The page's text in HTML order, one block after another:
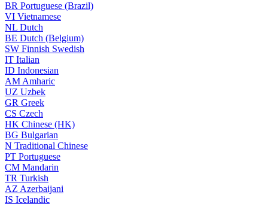
BR Portuguese (Brazil)
VI Vietnamese
NL Dutch
BE Dutch (Belgium)
SW Finnish Swedish
IT Italian
ID Indonesian
AM Amharic
UZ Uzbek
GR Greek
CS Czech
HK Chinese (HK)
BG Bulgarian
N Traditional Chinese
PT Portuguese
CM Mandarin
TR Turkish
AZ Azerbaijani
IS Icelandic